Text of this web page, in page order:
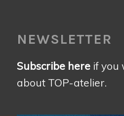
NEWSLETTER
Subscribe hereif you
about TOP-atelier.